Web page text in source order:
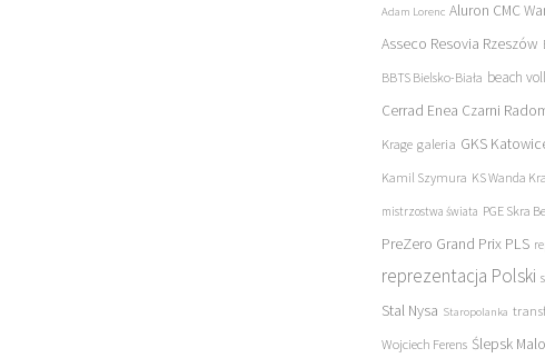
Adam Lorenc Aluron CMC
Asseco Resovia Rzeszów
BBTS Bielsko-Biała beach
Cerrad Enea Czarni
Krage galeria GKS
Kamil Szymura KS Wanda
mistrzostwa świata PGE Skra
PreZero Grand Prix PLS
reprezentacja Polski
Stal Nysa Staropolanka
Wojciech Ferens Ślepsk